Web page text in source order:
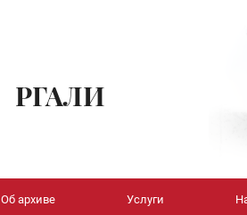
РГАЛИ
Об архиве Услуги